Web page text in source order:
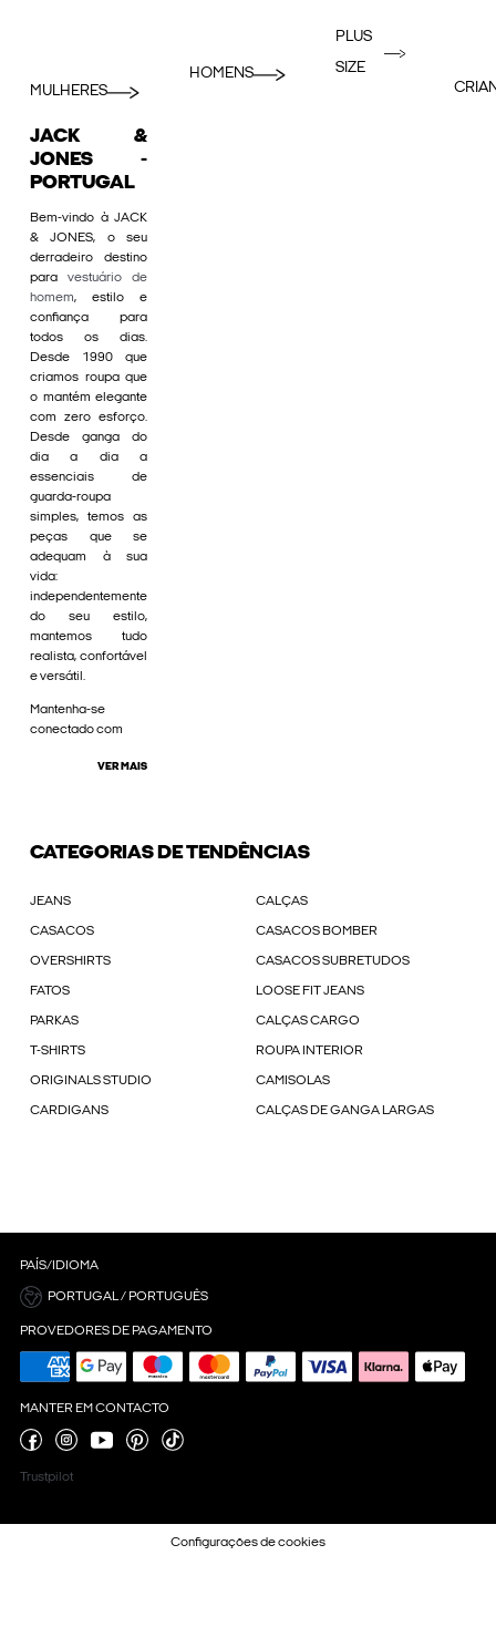
MULHERES
HOMENS
PLUS
SIZE
JACK &
JONES -
PORTUGAL
Bem-vindo à JACK
& JONES, o seu
derradeiro destino
para vestuário de
homem, estilo e
confiança para
todos os dias.
Desde 1990 que
criamos roupa que
o mantém elegante
com zero esforço.
Desde ganga do
dia a dia a
essenciais de
guarda-roupa
simples, temos as
peças que se
adequam à sua
vida:
independentemente
do seu estilo,
mantemos tudo
realista, confortável
e versátil.
Mantenha-se
conectado com
VER MAIS
CATEGORIAS DE TENDÊNCIAS
JEANS CALÇAS
CASACOS CASACOS BOMBER
OVERSHIRTS CASACOS SUBRETUDOS
FATOS LOOSE FIT JEANS
PARKAS CALÇAS CARGO
T-SHIRTS ROUPA INTERIOR
ORIGINALS STUDIO CAMISOLAS
CARDIGANS CALÇAS DE GANGA LARGAS
PAÍS/IDIOMA
PORTUGAL / PORTUGUÊS
PROVEDORES DE PAGAMENTO
MANTER EM CONTACTO
Trustpilot
Configurações de cookies